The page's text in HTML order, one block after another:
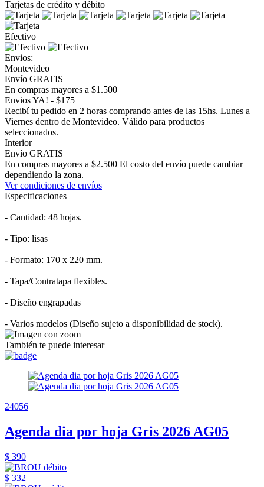
Tarjetas de crédito y débito
Efectivo
Envios:
Montevideo
Envío GRATIS
En compras mayores a $1.500
Envios YA! - $175
Recibí tu pedido en 2 horas comprando antes de las 15hs. Lunes a
Viernes dentro de Montevideo. Válido para productos
seleccionados.
Interior
Envío GRATIS
En compras mayores a $2.500 El costo del envío puede cambiar
dependiendo la zona.
Ver condiciones de envíos
Especificaciones
- Cantidad: 48 hojas.
- Tipo: lisas
- Formato: 170 x 220 mm.
- Tapa/Contratapa flexibles.
- Diseño engrapadas
- Varios modelos (Diseño sujeto a disponibilidad de stock).
También te puede interesar
24056
Agenda dia por hoja Gris 2026 AG05
$ 390
$ 332